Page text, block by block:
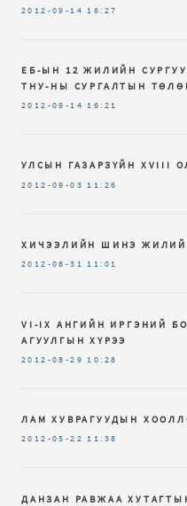
2012-09-14 16:27
ЕБ-ЫН 12 ЖИЛИЙН
ТНУ-НЫ СУРГАЛТЫН
2012-09-14 16:21
УЛСЫН ГАЗАРЗҮЙН XVIII
2012-09-03 11:26
ХИЧЭЭЛИЙН ШИНЭ
2012-08-31 11:01
VI-IX AНГИЙН ИРГЭНИЙ
АГУУЛГЫН ХҮРЭЭ
2012-08-29 10:28
ЛАМ ХУВРАГУУДЫН
2012-05-22 11:38
ДАНЗАН РАВЖАА